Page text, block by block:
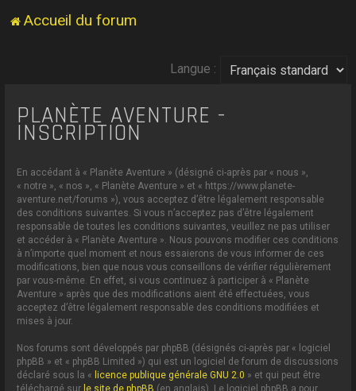
Accueil du forum
Langue :
PLANÈTE AVENTURE -
INSCRIPTION
En accédant à « Planète Aventure » (désigné ci-après par « nous »,
« notre », « nos », « Planète Aventure » et « https://www.planete-
aventure.net/forums »), vous acceptez d’être légalement responsable
des conditions suivantes. Si vous n’acceptez pas d’être légalement
responsable de toutes les conditions suivantes, veuillez ne pas utiliser
et accéder à « Planète Aventure ». Nous pouvons modifier ces conditions
à n’importe quel moment et nous essaierons de vous informer de ces
modifications, bien que nous vous conseillons de vérifier régulièrement
par vous-même. En effet, si vous continuez à participer à « Planète
Aventure » après que des modifications aient été effectuées, vous
acceptez d’être légalement responsable des conditions modifiées et
mises à jour.
Nos forums sont développés par phpBB (désignés ci-après par « logiciel
phpBB » et « phpBB Limited ») qui est un logiciel de forum de discussions
déclaré sous la « licence publique générale GNU 2.0 » et qui peut être